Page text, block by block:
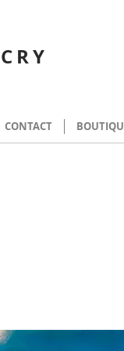
CONTACT